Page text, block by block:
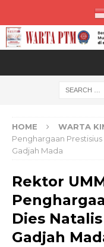
HOME WARTA
Penghargaan
Gadjah Mada
Rektor
Dies
Gadjah